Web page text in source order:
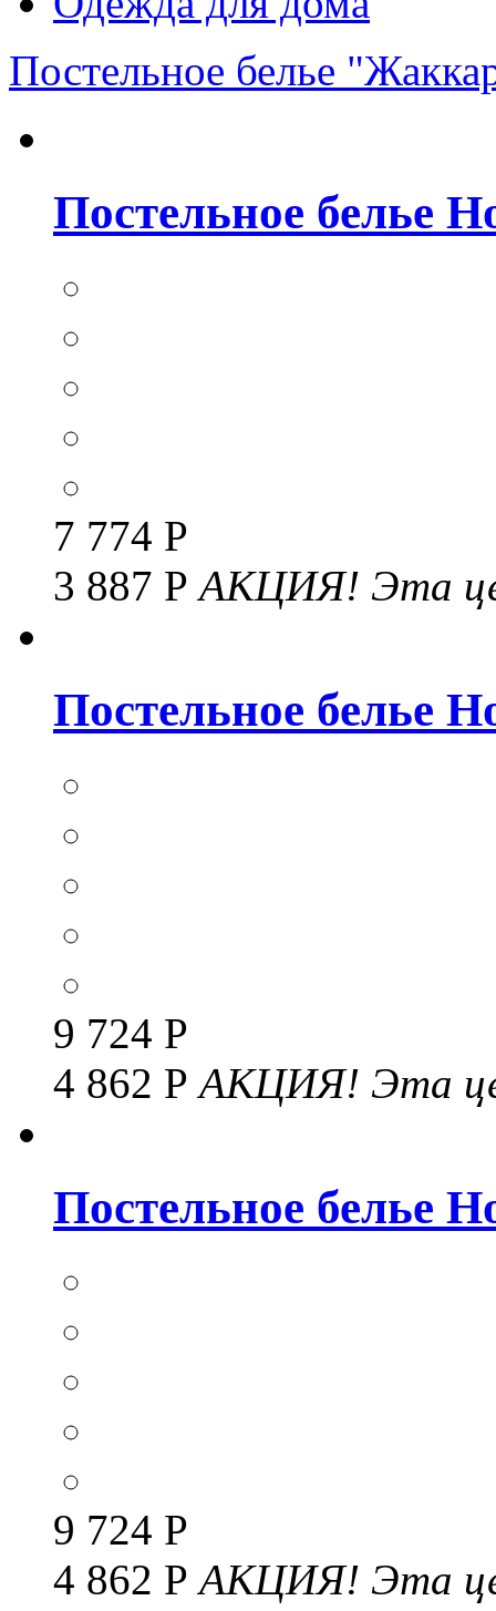
Постельное белье
Постельное белье
7 774 Р
3 887 РАКЦИЯ! Эта
Постельное белье
9 724 Р
4 862 РАКЦИЯ! Эта
Постельное белье
9 724 Р
4 862 РАКЦИЯ! Эта